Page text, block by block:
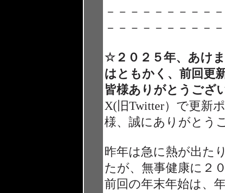
－－－－－－－－－
－－－－－－－－－
☆２０２５年、あけ
はともかく、前回更
皆様ありがとうござ
X(旧Twitter）で更新
様、誠にありがとう
昨年は急に熱が出た
たが、無事健康に２
前回の年末年始は、